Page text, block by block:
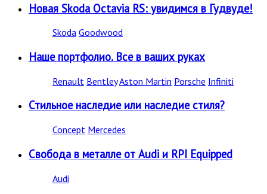
Новая Skoda Octavia RS: увидимся в Гудвуде!
Skoda Goodwood
Наше портфолио. Все в ваших руках
Renault BentleyAston Martin Porsche Infiniti
Стильное наследие или наследие стиля?
Concept Mercedes
Свобода в металле от Audi и RPI Equipped
Audi